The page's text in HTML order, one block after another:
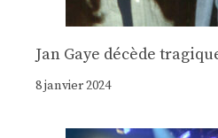
Jan Gaye décède
8 janvier 2024